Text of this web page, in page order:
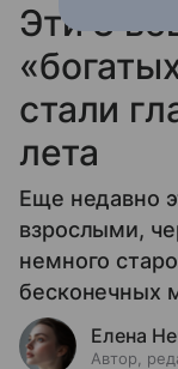
Эти 3
стали
лета
Еще недавно
взрослыми,
немного
бесконечных
Елена
Автор,